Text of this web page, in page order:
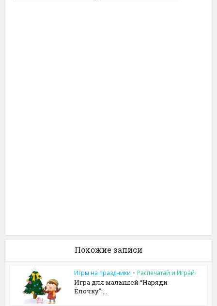
Похожие записи
Игры на праздники • Распечатай и Играй
Игра для малышей “Наряди
Ёлочку”:...